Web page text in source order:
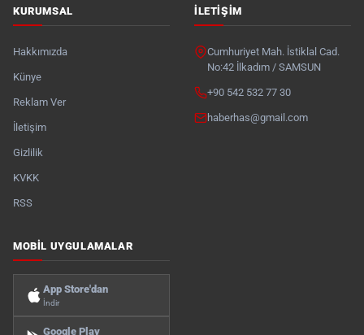
KURUMSAL
Hakkımızda
Künye
Reklam Ver
İletişim
Gizlilik
KVKK
RSS
İLETIŞIM
Cumhuriyet Mah. İstiklal Cad.
No:42 İlkadım / SAMSUN
+90 542 532 77 30
haberhas@gmail.com
MOBIL UYGULAMALAR
App Store'dan
İndir
Google Play